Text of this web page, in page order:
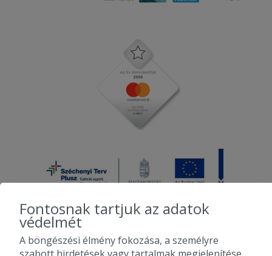
2010-2026 Copyright - Falatozz.hu - Diston-line Kft.
Fontosnak tartjuk az adatok
védelmét
A böngészési élmény fokozása, a személyre